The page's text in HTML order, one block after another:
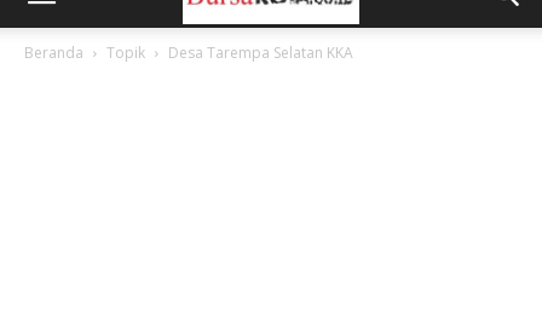
Beranda Topik Desa Tarempa Selatan KKA